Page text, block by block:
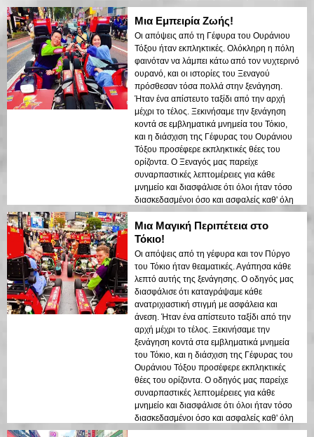
πόλης που αντανακλούσαν στον κόλπο
δημιούργησαν μια ονειρεμένη ατμόσφαιρα
που άφησε μια διαρκή εντύπωση. Αυτή η
ξενάγηση είναι ιδανική για τους επισκέπτες
που έρχονται για πρώτη φορά και θέλουν
έναν συνδυασμό περιπέτειας και
sightseeing. Η αντίθεση μεταξύ των
σύγχρονων δομών του Τόκιο και των
ιστορικών περιοχών αναδείχθηκε όμορφα
στα νυχτερινά φώτα. Θα συνιστούσα αυτή
την ξενάγηση σε οποιονδήποτε!
Μια Εμπειρία Ζωής!
Οι απόψεις από τη Γέφυρα του Ουράνιου
Τόξου ήταν εκπληκτικές. Ολόκληρη η πόλη
φαινόταν να λάμπει κάτω από τον νυχτερινό
ουρανό, και οι ιστορίες του Ξεναγού
πρόσθεσαν τόσα πολλά στην ξενάγηση.
Ήταν ένα απίστευτο ταξίδι από την αρχή
μέχρι το τέλος. Ξεκινήσαμε την ξενάγηση
κοντά σε εμβληματικά μνημεία του Τόκιο,
και η διάσχιση της Γέφυρας του Ουράνιου
Τόξου προσέφερε εκπληκτικές θέες του
ορίζοντα. Ο Ξεναγός μας παρείχε
συναρπαστικές λεπτομέρειες για κάθε
μνημείο και διασφάλισε ότι όλοι ήταν τόσο
διασκεδασμένοι όσο και ασφαλείς καθ' όλη
τη διάρκεια της εμπειρίας. Τα φώτα της
πόλης που αντανακλούσαν στον κόλπο
δημιούργησαν μια ονειρεμένη ατμόσφαιρα
που άφησε μια διαρκή εντύπωση. Αυτή η
ξενάγηση είναι ιδανική για επισκέπτες που
έρχονται για πρώτη φορά και θέλουν έναν
συνδυασμό περιπέτειας και sightseeing. Η
αντίθεση μεταξύ των σύγχρονων δομών του
Τόκιο και των ιστορικών περιοχών
αναδείχθηκε όμορφα στα νυχτερινά φώτα.
Θα συνιστούσα αυτή την ξενάγηση σε
οποιονδήποτε!
Μια Μαγική Περιπέτεια στο
Τόκιο!
Οι απόψεις από τη γέφυρα και τον Πύργο
του Τόκιο ήταν θεαματικές. Αγάπησα κάθε
λεπτό αυτής της ξενάγησης. Ο οδηγός μας
διασφάλισε ότι καταγράψαμε κάθε
ανατριχιαστική στιγμή με ασφάλεια και
άνεση. Ήταν ένα απίστευτο ταξίδι από την
αρχή μέχρι το τέλος. Ξεκινήσαμε την
ξενάγηση κοντά στα εμβληματικά μνημεία
του Τόκιο, και η διάσχιση της Γέφυρας του
Ουράνιου Τόξου προσέφερε εκπληκτικές
θέες του ορίζοντα. Ο οδηγός μας παρείχε
συναρπαστικές λεπτομέρειες για κάθε
μνημείο και διασφάλισε ότι όλοι ήταν τόσο
διασκεδασμένοι όσο και ασφαλείς καθ' όλη
τη διάρκεια της εμπειρίας. Τα φώτα της